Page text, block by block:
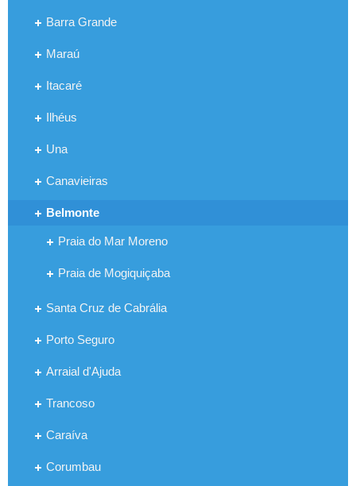
Barra Grande
Maraú
Itacaré
Ilhéus
Una
Canavieiras
Belmonte
Praia do Mar Moreno
Praia de Mogiquiçaba
Santa Cruz de Cabrália
Porto Seguro
Arraial d'Ajuda
Trancoso
Caraíva
Corumbau